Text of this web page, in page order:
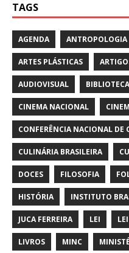
TAGS
AGENDA ANTROPOLOGIA
ARTES PLÁSTICAS
AUDIOVISUAL
CINEMA NACIONAL
CONFERÊNCIA NACIONAL DE
CULINÁRIA BRASILEIRA
DOCES FILOSOFIA
HISTÓRIA INSTITUTO
JUCA FERREIRA LEI
LIVROS MINC